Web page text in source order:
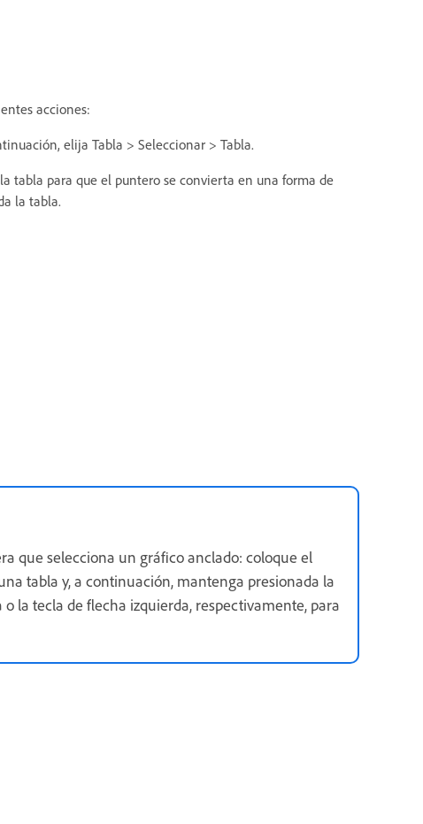
acciones:
elija Tabla > Seleccionar > Tabla.
tabla para que el puntero se convierta en una forma de
la tabla.
que selecciona un gráfico anclado: coloque el
tabla y, a continuación, mantenga presionada la
la tecla de flecha izquierda, respectivamente, para